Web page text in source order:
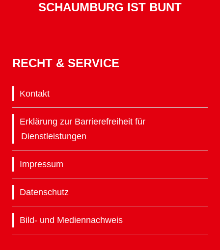
SCHAUMBURG IST BUNT
RECHT & SERVICE
Kontakt
Erklärung zur Barrierefreiheit für
Dienstleistungen
Impressum
Datenschutz
Bild- und Mediennachweis